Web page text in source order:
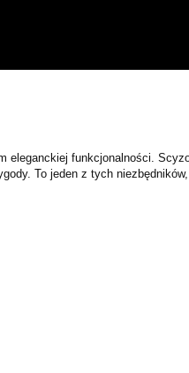
funkcjonalności.
To jeden z tych